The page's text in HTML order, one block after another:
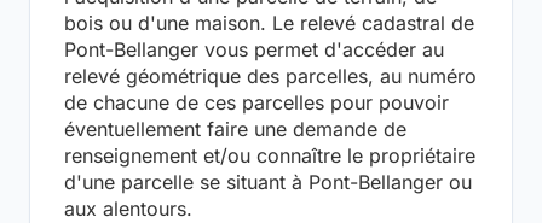
bois ou d'une maison. Le relevé cadastral de
Pont-Bellanger vous permet d'accéder au
relevé géométrique des parcelles, au numéro
de chacune de ces parcelles pour pouvoir
éventuellement faire une demande de
renseignement et/ou connaître le propriétaire
d'une parcelle se situant à Pont-Bellanger ou
aux alentours.